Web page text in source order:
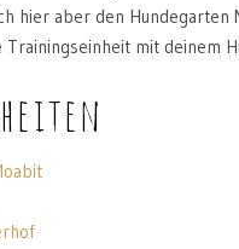
hier aber den
Trainingseinheit mit deinem